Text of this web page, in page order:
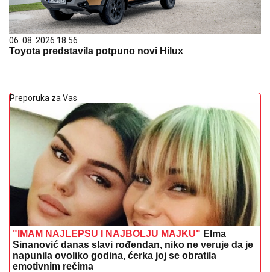
06. 08. 2026 18:56
Toyota predstavila potpuno novi Hilux
Preporuka za Vas
"IMAM NAJLEPŠU I NAJBOLJU MAJKU" Elma
Sinanović danas slavi rođendan, niko ne veruje da je
napunila ovoliko godina, ćerka joj se obratila
emotivnim rečima